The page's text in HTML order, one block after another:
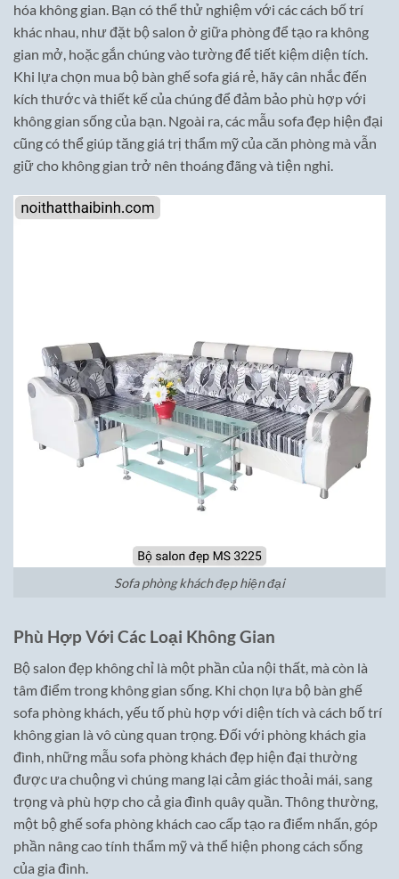
hóa không gian. Bạn có thể thử nghiệm với các cách bố trí
khác nhau, như đặt bộ salon ở giữa phòng để tạo ra không
gian mở, hoặc gắn chúng vào tường để tiết kiệm diện tích.
Khi lựa chọn mua bộ bàn ghế sofa giá rẻ, hãy cân nhắc đến
kích thước và thiết kế của chúng để đảm bảo phù hợp với
không gian sống của bạn. Ngoài ra, các mẫu sofa đẹp hiện đại
cũng có thể giúp tăng giá trị thẩm mỹ của căn phòng mà vẫn
giữ cho không gian trở nên thoáng đãng và tiện nghi.
Sofa phòng khách đẹp hiện đại
Phù Hợp Với Các Loại Không Gian
Bộ salon đẹp không chỉ là một phần của nội thất, mà còn là
tâm điểm trong không gian sống. Khi chọn lựa bộ bàn ghế
sofa phòng khách, yếu tố phù hợp với diện tích và cách bố trí
không gian là vô cùng quan trọng. Đối với phòng khách gia
đình, những mẫu sofa phòng khách đẹp hiện đại thường
được ưa chuộng vì chúng mang lại cảm giác thoải mái, sang
trọng và phù hợp cho cả gia đình quây quần. Thông thường,
một bộ ghế sofa phòng khách cao cấp tạo ra điểm nhấn, góp
phần nâng cao tính thẩm mỹ và thể hiện phong cách sống
của gia đình.